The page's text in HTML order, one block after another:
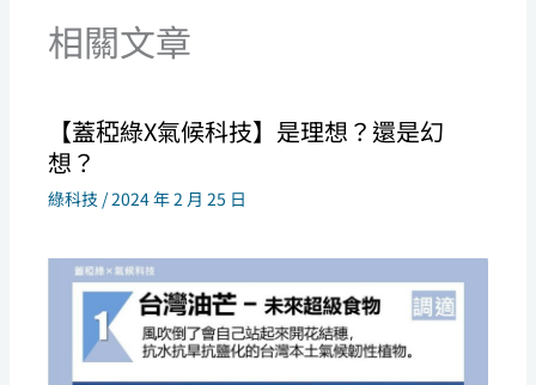
相關文章
【蓋稏綠X氣候科技】是理想？還是幻
想？
綠科技 /2024 年 2 月 25 日